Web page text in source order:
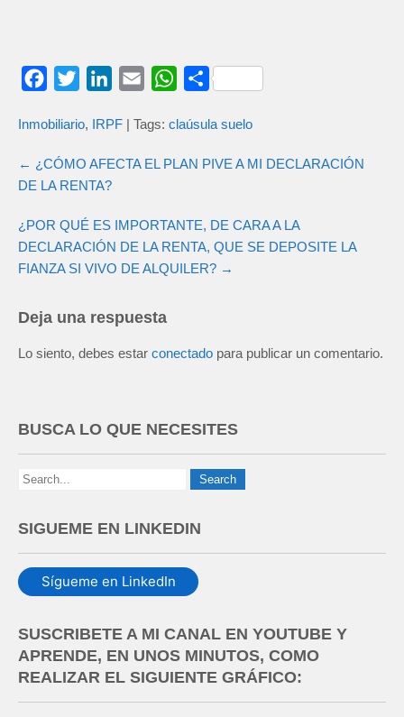
c
b
o
k
i
t
r
n
n
a
W
a
p
p
C
m
t
Inmobiliario, IRPF | Tags: claúsula suelo
← ¿CÓMO AFECTA EL PLAN PIVE A MI DECLARACIÓN
DE LA RENTA?
¿POR QUÉ ES IMPORTANTE, DE CARA A LA
DECLARACIÓN DE LA RENTA, QUE SE DEPOSITE LA
FIANZA SI VIVO DE ALQUILER? →
Deja una respuesta
Lo siento, debes estar conectado para publicar un comentario.
BUSCA LO QUE NECESITES
SIGUEME EN LINKEDIN
Sígueme en LinkedIn
SUSCRIBETE A MI CANAL EN YOUTUBE Y
APRENDE, EN UNOS MINUTOS, COMO
REALIZAR EL SIGUIENTE GRÁFICO: